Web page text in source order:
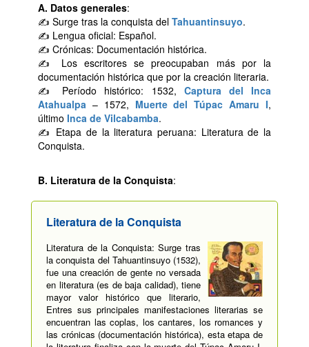
A. Datos generales:
✍ Surge tras la conquista del Tahuantinsuyo.
✍ Lengua oficial: Español.
✍ Crónicas: Documentación histórica.
✍ Los escritores se preocupaban más por la
documentación histórica que por la creación literaria.
✍ Período histórico: 1532, Captura del Inca
Atahualpa – 1572, Muerte del Túpac Amaru I,
último Inca de Vilcabamba.
✍ Etapa de la literatura peruana: Literatura de la
Conquista.
B. Literatura de la Conquista:
Literatura de la Conquista
Literatura de la Conquista: Surge tras
la conquista del Tahuantinsuyo (1532),
fue una creación de gente no versada
en literatura (es de baja calidad), tiene
mayor valor histórico que literario,
Entres sus principales manifestaciones literarias se
encuentran las coplas, los cantares, los romances y
las crónicas (documentación histórica), esta etapa de